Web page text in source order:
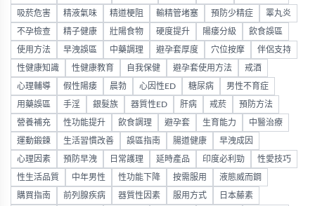
吸菸危害 精液氣味 精道梗阻 輸精管堵塞 預防少精症 睪丸炎
不孕檢查 精子健康 壯陽食物 硬度提升 陽痿分級 飲食誤區
使用方法 早洩誤區 中藥調理 避孕套厚度 穴位按摩 伴侶支持
性健康知識 性健康教育 自我保健 避孕套使用方法 戒酒
心理輔導 假性陽痿 晨勃 心因性ED 糖尿病 男性不育症
用藥誤區 手淫 銀髮族 器質性ED 肝病 戒菸 預防方法
營養補充 性功能提升 飲食調理 避孕套 生育能力 中醫治療
運動鍛鍊 生活習慣改善 誤區指南 腸道健康 早洩成因
心理因素 預防早洩 日常護理 延時產品 印度必利勁 性愛技巧
性生活品質 中年男性 性功能下降 按需服用 液態威而鋼
購買指南 前列腺疾病 器質性因素 服用方式 日本藤素